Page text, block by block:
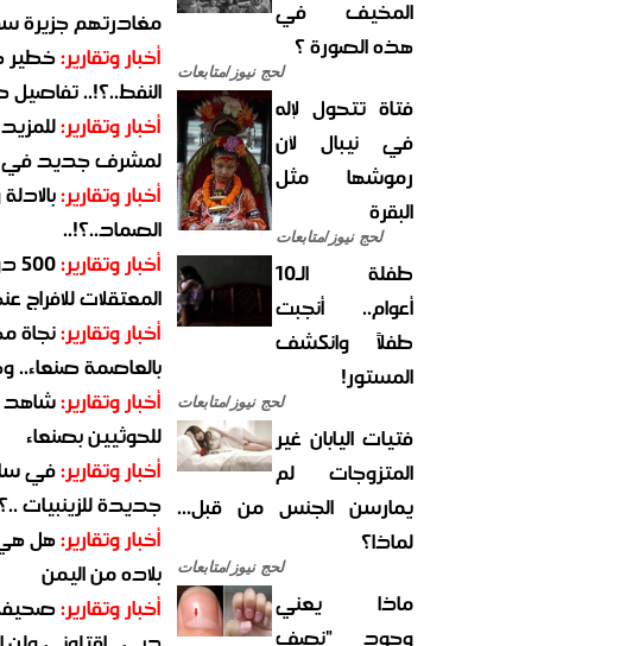
المخيف في
هذه الصورة ؟
لحج نيوز/متابعات
فتاة تتحول لإله
في نيبال لأن
رموشها مثل
البقرة
لحج نيوز/متابعات
طفلة الـ10
أعوام.. أنجبت
طفلاً وانكشف
المستور!
لحج نيوز/متابعات
فتيات اليابان غير
المتزوجات لم
يمارسن الجنس من قبل...
لماذا؟
لحج نيوز/متابعات
ماذا يعني
وجود "نصف
مغادرتهم جزيرة
أخبار وتقارير:خطير
النفط..؟!..
أخبار وتقارير:
لمشرف جديد في
أخبار وتقارير:
الصماد..؟!..
أخبار وتقارير:
المعتقلات للافراج
أخبار وتقارير:نجاة
بالعاصمة
أخبار وتقارير:شاهد
للحوثيين بصنعاء
أخبار وتقارير:في
جديدة للزينبيات
أخبار وتقارير:هل هي
بلاده من اليمن
أخبار وتقارير: